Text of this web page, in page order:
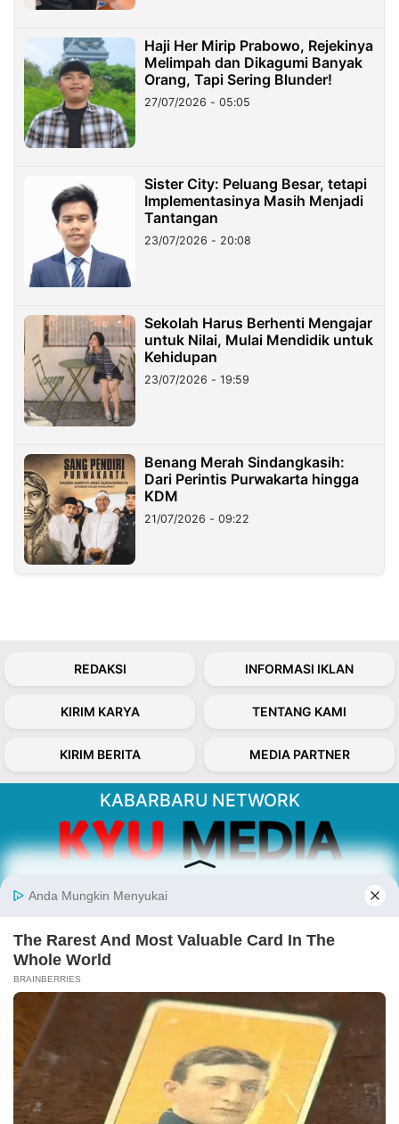
Haji Her Mirip Prabowo, Rejekinya
Melimpah dan Dikagumi Banyak
Orang, Tapi Sering Blunder!
27/07/2026 - 05:05
Sister City: Peluang Besar, tetapi
Implementasinya Masih Menjadi
Tantangan
23/07/2026 - 20:08
Sekolah Harus Berhenti Mengajar
untuk Nilai, Mulai Mendidik untuk
Kehidupan
23/07/2026 - 19:59
Benang Merah Sindangkasih:
Dari Perintis Purwakarta hingga
KDM
21/07/2026 - 09:22
REDAKSI INFORMASI IKLAN
KIRIM KARYA TENTANG KAMI
KIRIM BERITA MEDIA PARTNER
KABARBARU NETWORK
About Our Kabarbaru.co
Kabarbaru.co menyajikan berita aktual dan
inspiratif dari sudut pandang berbaik sangka
serta terverifikasi dari sumber yang tepat.
Follow Kabarbaru